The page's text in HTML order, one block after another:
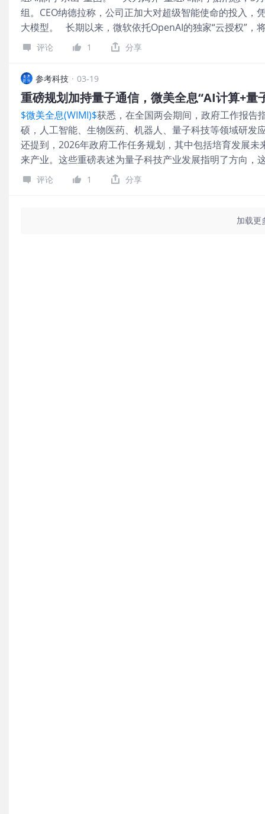
核心关注焦点，几乎全部集中在AI计算领域，针对这一赛
低延迟的推理服务必须依赖边缘节点与中心云之间的智
面也面临更高要求。 微
组。CEO纳德拉称，公司正加大对超级智能使命的投入
大模型。 长期以来，微软依托OpenAI的独家“云授权”
线。为了摆脱对OpenAI的高度依赖，微软正着力研发多
刻”的洗礼后，春晚舞台上的机器人，雨后春笋的AI
度一次又一次地刷新人们对AI的认知。 AI Agent热潮推
Demis Hassabis近期的表态，明确将更高自主性的Agent
底走出屏幕，从语音交互迈向实际行动，在消费级与产
天前，2026年GTC大会上，英伟达（NVDA.US）创始人
动，全栈式AI布局、软硬协同带来的推理性价比和稳定性
亿美元。 并且，他明确指出推理成为AI算力增长核心驱
评论 1 分享
参考科技 · 03-19
重磅规划加持量子通信，微美全息“AI计算+量
$微美全息(WIMI)$获悉，在全国两会期间，政府工作报告
硕，人工智能、生物医药、机器人、量子科技等领域研
还提到，2026年政府工作任务规划，其中包括培育发展
来产业。这些重磅表述为量子科技产业发展指明了方向
科技被业界视为新质生产力的重要代表，也是助力新质
了北京大学团队的重要成果：经过6年多技术攻关，他们
评论 1 分享
加载更